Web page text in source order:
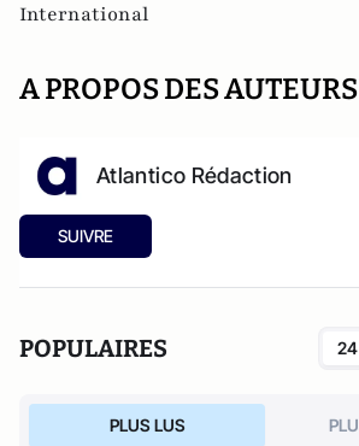
International
A PROPOS DES AUTEURS
Atlantico Rédaction
SUIVRE
POPULAIRES
PLUS LUS